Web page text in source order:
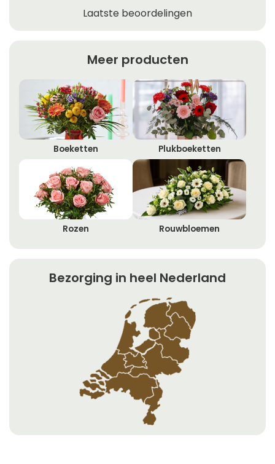
Laatste beoordelingen
Meer producten
Boeketten Plukboeketten
Rozen Rouwbloemen
Bezorging in heel Nederland